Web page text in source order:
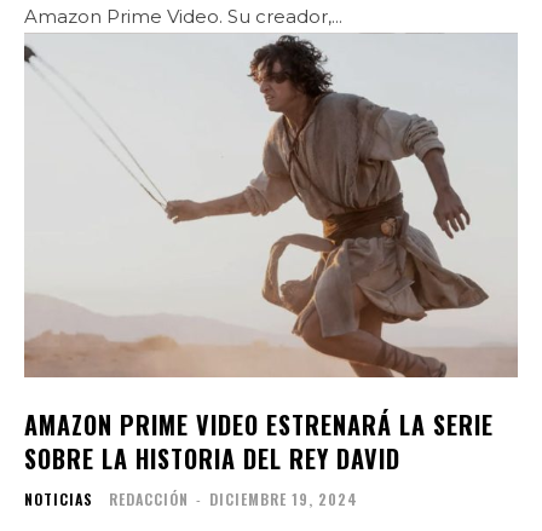
Amazon Prime Video. Su creador,...
AMAZON PRIME VIDEO ESTRENARÁ LA SERIE
SOBRE LA HISTORIA DEL REY DAVID
NOTICIAS REDACCIÓN - DICIEMBRE 19, 2024